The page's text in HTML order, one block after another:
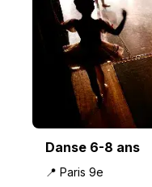
Danse 6-8 ans
📍 Paris 9e